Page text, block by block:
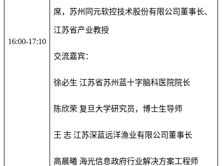
16:00-17:10
席，苏州同元软控技术股份有限公司董事长、
江苏省产业教授
交流嘉宾：
徐必生 江苏省苏州蓝十字脑科医院院长
陈欣荣 复旦大学研究员，博士生导师
王 志 江苏深蓝远洋渔业有限公司董事长
高晨曦 海光信息政府行业解决方案工程师